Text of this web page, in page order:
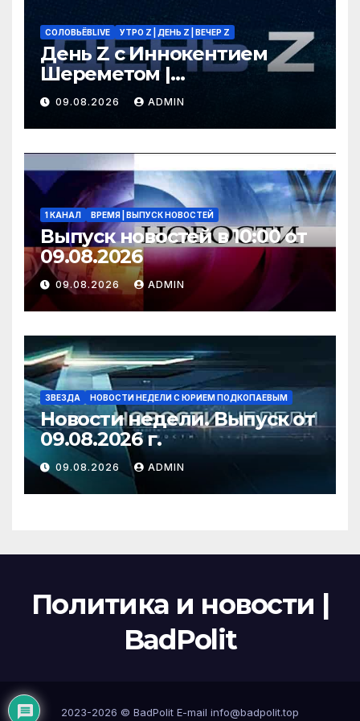
СОЛОВЬЁВLIVE УТРО Z | ДЕНЬ Z | ВЕЧЕР Z
День Z с Иннокентием
Шереметом |
СОЛОВЬЁВLIVE | 9 августа
2026 года
09.08.2026 ADMIN
1 КАНАЛ ВРЕМЯ | ВЫПУСК НОВОСТЕЙ
Выпуск новостей в 10:00 от
09.08.2026
09.08.2026 ADMIN
ЗВЕЗДА НОВОСТИ НЕДЕЛИ С ЮРИЕМ ПОДКОПАЕВЫМ
Новости недели. Выпуск от
09.08.2026 г.
09.08.2026 ADMIN
Политика и новости |
BadPolit
2023-2026 © BadPolit E-mail info@badpolit.top